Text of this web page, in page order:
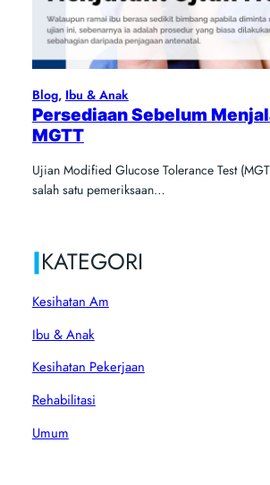
Blog, Ibu & Anak
Persediaan Sebelum
MGTT
Ujian Modified Glucose Tolerance Test
salah satu pemeriksaan…
|KATEGORI
Kesihatan Am
Ibu & Anak
Kesihatan Pekerjaan
Rehabilitasi
Umum